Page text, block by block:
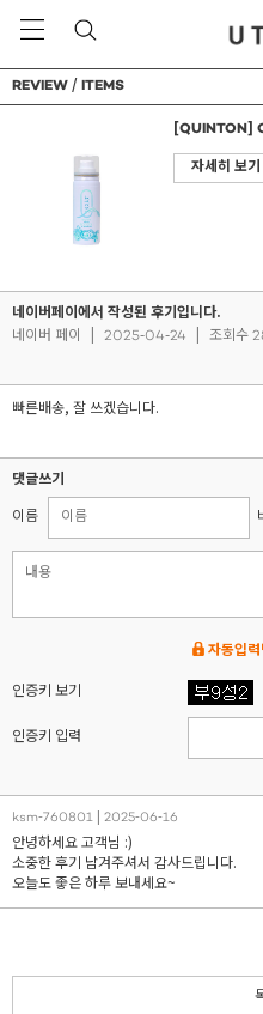
REVIEW / ITEMS
[QUINTON]
자세히 보기
네이버페이에서 작성된 후기입니다.
네이버 페이
2025-04-24 조회수
빠른배송, 잘 쓰겠습니다.
댓글쓰기
이름
자동입
인증키 보기
인증키 입력
ksm-760801 | 2025-06-16
안녕하세요 고객님 :)
소중한 후기 남겨주셔서 감사드립니다.
오늘도 좋은 하루 보내세요~